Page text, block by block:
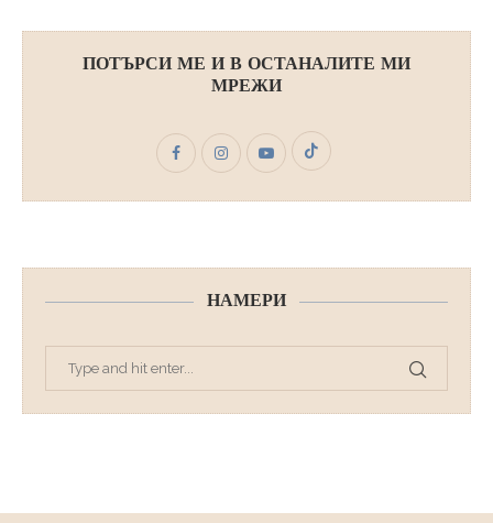
ПОТЪРСИ МЕ И В ОСТАНАЛИТЕ МИ
МРЕЖИ
НАМЕРИ